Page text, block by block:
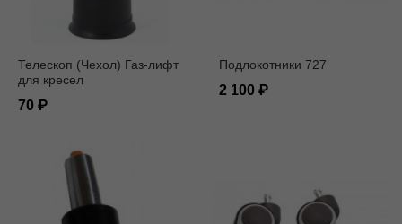
Телескоп (Чехол) Газ-лифт
для кресел
70
Подлокотники 727
2 100